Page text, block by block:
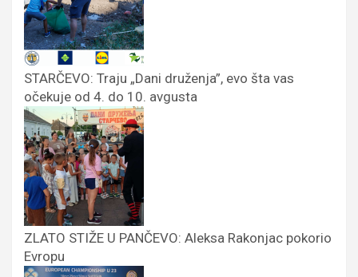
STARČEVO: Traju „Dani druženja”, evo šta vas
očekuje od 4. do 10. avgusta
ZLATO STIŽE U PANČEVO: Aleksa Rakonjac pokorio
Evropu